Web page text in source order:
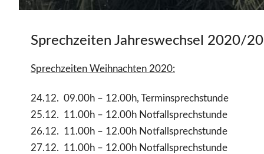
Sprechzeiten Jahreswechsel 2020/
Sprechzeiten Weihnachten 2020:
24.12. 09.00h – 12.00h, Terminsprechstunde
25.12. 11.00h – 12.00h Notfallsprechstunde
26.12. 11.00h – 12.00h Notfallsprechstunde
27.12. 11.00h – 12.00h Notfallsprechstunde